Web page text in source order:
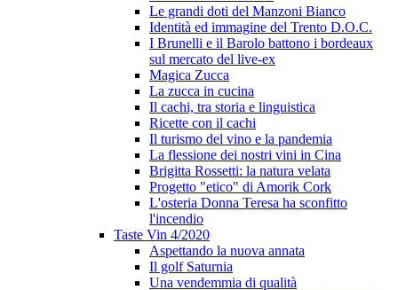
Le grandi doti del Manzoni Bianco
Identità ed immagine del Trento D.O.C.
I Brunelli e il Barolo battono i bordeaux
sul mercato del live-ex
Magica Zucca
La zucca in cucina
Il cachi, tra storia e linguistica
Ricette con il cachi
Il turismo del vino e la pandemia
La flessione dei nostri vini in Cina
Brigitta Rossetti: la natura velata
Progetto "etico" di Amorik Cork
L'osteria Donna Teresa ha sconfitto
l'incendio
Taste Vin 4/2020
Aspettando la nuova annata
Il golf Saturnia
Una vendemmia di qualità